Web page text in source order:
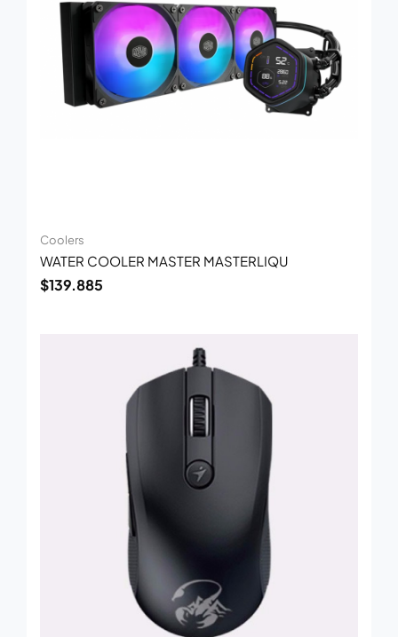
Coolers
WATER COOLER MASTER MASTERLIQU
$139.885